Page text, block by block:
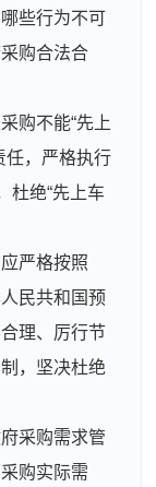
些行为不可
购合法合
购不能“先上
任，严格执行
杜绝“先上车
严格按照
民共和国预
理、厉行节
，坚决杜绝
采购需求管
购实际需